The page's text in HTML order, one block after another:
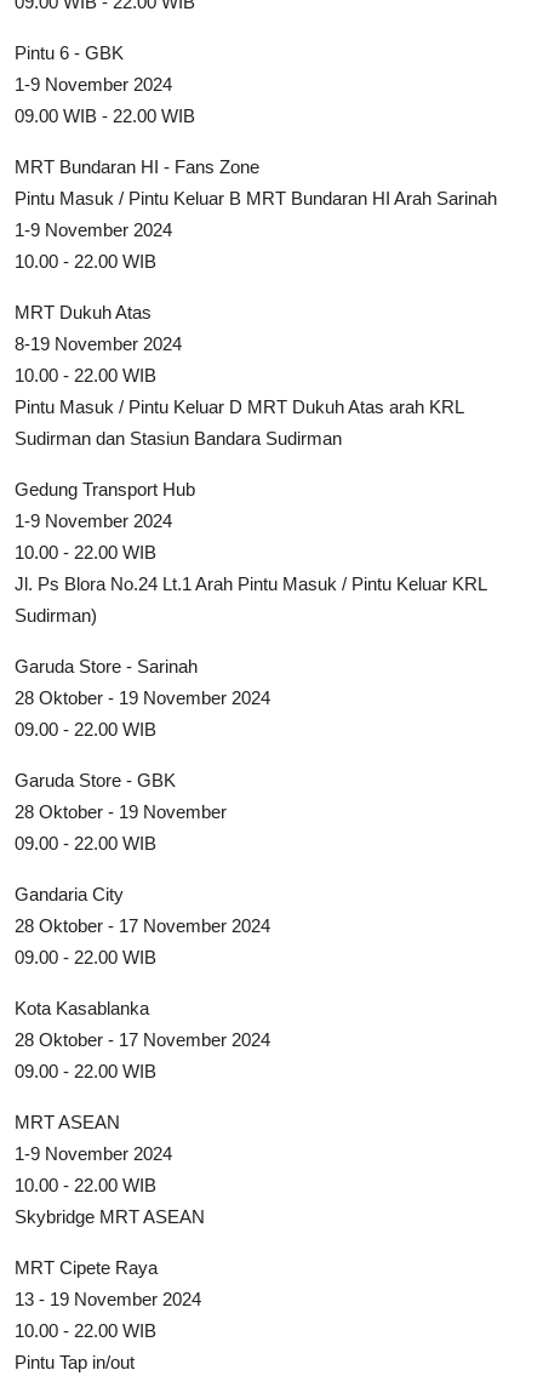
Pintu 6 - GBK
1-9 November 2024
09.00 WIB - 22.00 WIB
MRT Bundaran HI - Fans Zone
Pintu Masuk / Pintu Keluar B MRT Bundaran HI Arah Sarinah
1-9 November 2024
10.00 - 22.00 WIB
MRT Dukuh Atas
8-19 November 2024
10.00 - 22.00 WIB
Pintu Masuk / Pintu Keluar D MRT Dukuh Atas arah KRL
Sudirman dan Stasiun Bandara Sudirman
Gedung Transport Hub
1-9 November 2024
10.00 - 22.00 WIB
Jl. Ps Blora No.24 Lt.1 Arah Pintu Masuk / Pintu Keluar KRL
Sudirman)
Garuda Store - Sarinah
28 Oktober - 19 November 2024
09.00 - 22.00 WIB
Garuda Store - GBK
28 Oktober - 19 November
09.00 - 22.00 WIB
Gandaria City
28 Oktober - 17 November 2024
09.00 - 22.00 WIB
Kota Kasablanka
28 Oktober - 17 November 2024
09.00 - 22.00 WIB
MRT ASEAN
1-9 November 2024
10.00 - 22.00 WIB
Skybridge MRT ASEAN
MRT Cipete Raya
13 - 19 November 2024
10.00 - 22.00 WIB
Pintu Tap in/out